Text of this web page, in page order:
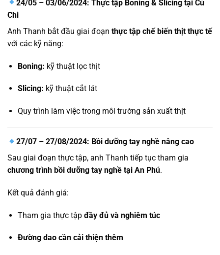
24/05 – 03/06/2024: Thực tập Boning & Slicing tại Củ
Chi
Anh Thanh bắt đầu giai đoạn thực tập chế biến thịt thực tế
với các kỹ năng:
Boning: kỹ thuật lọc thịt
Slicing: kỹ thuật cắt lát
Quy trình làm việc trong môi trường sản xuất thịt
27/07 – 27/08/2024: Bồi dưỡng tay nghề nâng cao
Sau giai đoạn thực tập, anh Thanh tiếp tục tham gia
chương trình bồi dưỡng tay nghề tại An Phú.
Kết quả đánh giá:
Tham gia thực tập đầy đủ và nghiêm túc
Đường dao cần cải thiện thêm